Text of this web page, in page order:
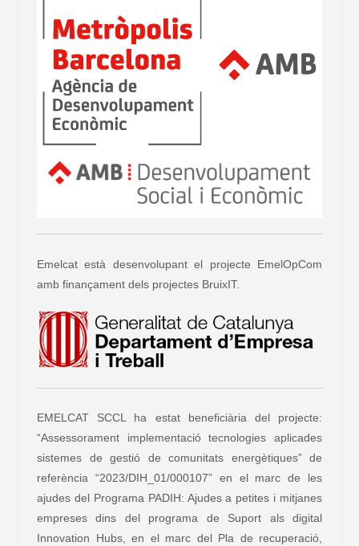
Emelcat està desenvolupant el projecte EmelOpCom
amb finançament dels projectes BruixIT.
EMELCAT SCCL ha estat beneficiària del projecte:
“Assessorament implementació tecnologies aplicades
sistemes de gestió de comunitats energètiques” de
referència “2023/DIH_01/000107” en el marc de les
ajudes del Programa PADIH: Ajudes a petites i mitjanes
empreses dins del programa de Suport als digital
Innovation Hubs, en el marc del Pla de recuperació,